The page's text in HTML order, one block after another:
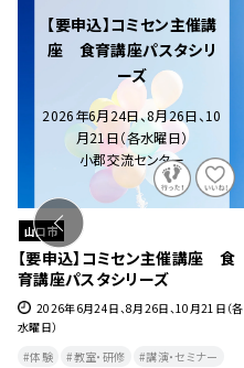
【要申込】コミセン主催講
座 食育講座パスタシリ
ーズ
2026年6月24日、8月26日、10
月21日（各水曜日）
小郡交流センター
山口市
【要申込】コミセン主催講座 食
育講座パスタシリーズ
2026年6月24日、8月26日、10月21日（各
水曜日）
体験
教室・研修 講演・セミナー